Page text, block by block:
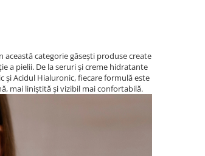
această categorie găsești produse create
a pielii. De la seruri și creme hidratante
și Acidul Hialuronic, fiecare formulă este
mai liniștită și vizibil mai confortabilă.